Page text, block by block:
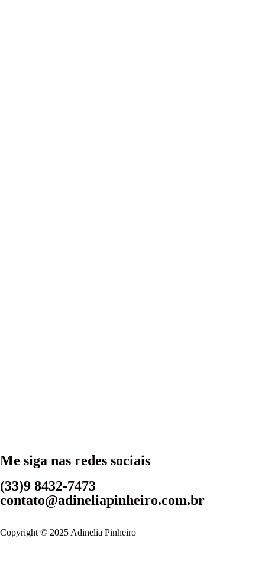
Me siga nas redes sociais
(33)9 8432-7473
contato@adineliapinheiro.com.br
Copyright © 2025 Adinelia Pinheiro